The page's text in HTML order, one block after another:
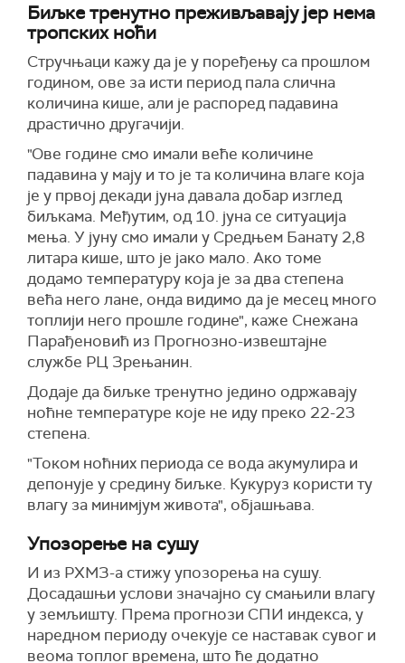
Биљке тренутно преживљавају јер нема
тропских ноћи
Стручњаци кажу да је у поређењу са прошлом
годином, ове за исти период пала слична
количина кише, али је распоред падавина
драстично другачији.
"Ове године смо имали веће количине
падавина у мају и то је та количина влаге која
је у првој декади јуна давала добар изглед
биљкама. Међутим, од 10. јуна се ситуација
мења. У јуну смо имали у Средњем Банату 2,8
литара кише, што је јако мало. Ако томе
додамо температуру која је за два степена
већа него лане, онда видимо да је месец много
топлији него прошле године", каже Снежана
Парађеновић из Прогнозно-извештајне
службе РЦ Зрењанин.
Додаје да биљке тренутно једино одржавају
ноћне температуре које не иду преко 22-23
степена.
"Током ноћних периода се вода акумулира и
депонује у средину биљке. Кукуруз користи ту
влагу за минимјум живота", објашњава.
Упозорење на сушу
И из РХМЗ-а стижу упозорења на сушу.
Досадашњи услови значајно су смањили влагу
у земљишту. Према прогнози СПИ индекса, у
наредном периоду очекује се наставак сувог и
веома топлог времена, што ће додатно